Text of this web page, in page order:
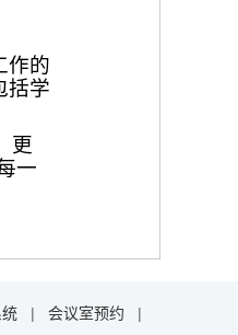
作的
括学
更
一
| 会议室预约 |